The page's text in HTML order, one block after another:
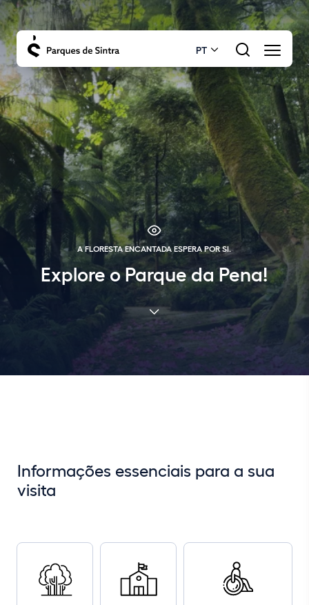
PT
A FLORESTA ENCANTADA ESPERA POR SI.
Explore o Parque da Pena!
Informações essenciais para a sua
visita